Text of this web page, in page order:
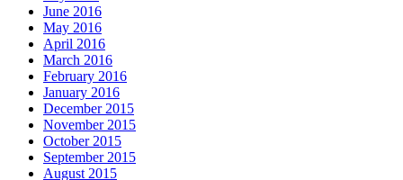
June 2016
May 2016
April 2016
March 2016
February 2016
January 2016
December 2015
November 2015
October 2015
September 2015
August 2015